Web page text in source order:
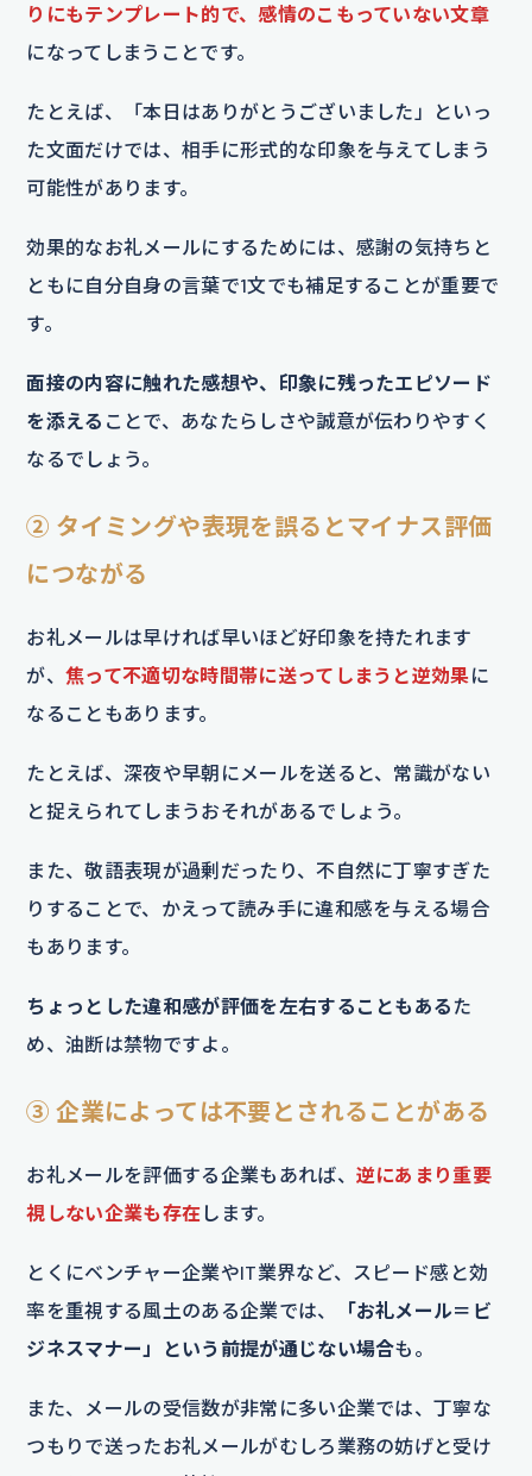
りにもテンプレート的で、感情のこもっていない文章
になってしまうことです。
たとえば、「本日はありがとうございました」といっ
た文面だけでは、相手に形式的な印象を与えてしまう
可能性があります。
効果的なお礼メールにするためには、感謝の気持ちと
ともに自分自身の言葉で1文でも補足することが重要で
す。
面接の内容に触れた感想や、印象に残ったエピソード
を添える ことで、あなたらしさや誠意が伝わりやすく
なるでしょう。
② タイミングや表現を誤るとマイナス評価
につながる
お礼メールは早ければ早いほど好印象を持たれます
が、焦って不適切な時間帯に送ってしまうと逆効果に
なることもあります。
たとえば、深夜や早朝にメールを送ると、常識がない
と捉えられてしまうおそれがあるでしょう。
また、敬語表現が過剰だったり、不自然に丁寧すぎた
りすることで、かえって読み手に違和感を与える場合
もあります。
ちょっとした違和感が評価を左右することもあるた
め、油断は禁物ですよ。
③ 企業によっては不要とされることがある
お礼メールを評価する企業もあれば、 逆にあまり重要
視しない企業も存在 します。
とくにベンチャー企業やIT業界など、スピード感と効
率を重視する風土のある企業では、
「お礼メール＝ビ
ジネスマナー」という前提が通じない場合も。
また、メールの受信数が非常に多い企業では、丁寧な
つもりで送ったお礼メールがむしろ業務の妨げと受け